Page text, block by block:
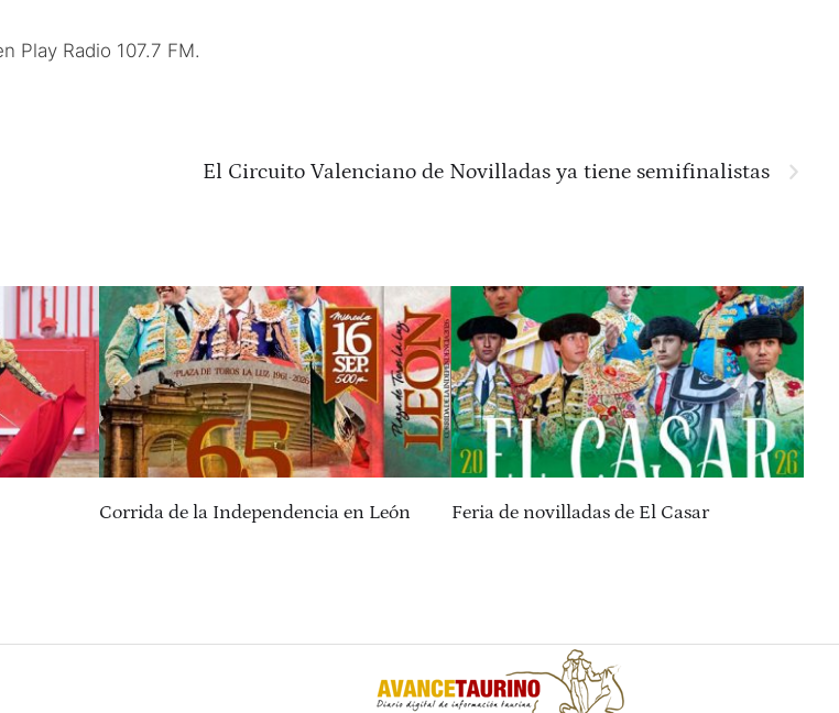
Play Radio 107.7 FM.
El Circuito Valenciano de Novilladas ya tiene semifinalistas
Corrida de la Independencia en León Feria de novilladas de El Casar